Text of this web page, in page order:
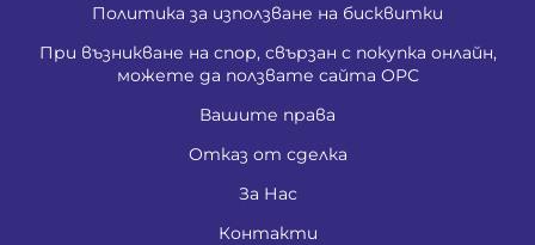
Политика за използване на бисквитки
При възникване на спор, свързан с покупка онлайн,
можете да ползвате сайта ОРС
Вашите права
Отказ от сделка
За Нас
Контакти